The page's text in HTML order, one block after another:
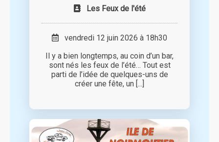
Les Feux de l'été
vendredi 12 juin 2026 à 18h30
Il y a bien longtemps, au coin d’un bar,
sont nés les feux de l’été… Tout est
parti de l’idée de quelques-uns de
créer une fête, un [...]